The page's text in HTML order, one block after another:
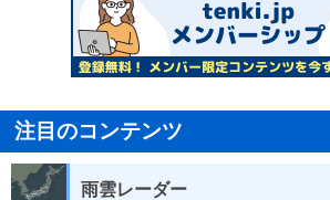
注目のコンテンツ
雨雲レーダー